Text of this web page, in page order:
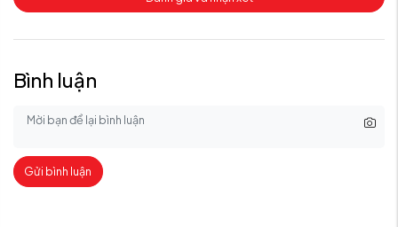
Bình luận
Gửi bình luận